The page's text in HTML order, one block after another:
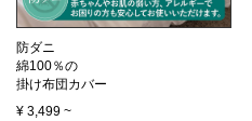
防ダニ
綿100％の
掛け布団カバー
¥ 3,499 ~